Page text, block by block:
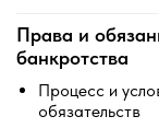
Права и
банкротства
Процесс и
обязательств